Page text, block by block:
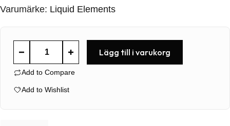
Varumärke: Liquid Elements
Carbon
Glass
Lägg till i varukorg
Add to Compare
Add to Wishlist